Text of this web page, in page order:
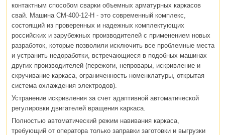
контактным способом сварки объемных арматурных каркасов
свай. Машина СМ-400-12-Н - это современный комплекс,
состоящий из проверенных и надежных комплектующих
российских и зарубежных производителей с применением новых
разработок, которые позволили исключить все проблемные места
и устранить недоработки, встречающиеся в подобных машинах
других производителей (пережоги, непровары, искривление и
скручивание каркаса, ограниченность номенклатуры, открытая
система охлаждения электродов).
Устранение искривления за счет адаптивной автоматической
регулировки двигателей вращения каркаса.
Полностью автоматический режим навивания каркаса,
требующий от оператора только заправки заготовки и выгрузки